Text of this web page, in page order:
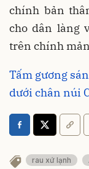
chính bản
cho dân làng
trên chính
Tấm gương
dưới chân núi
rau xứ lạnh